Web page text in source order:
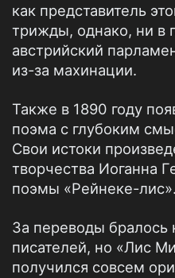
как представитель
трижды, однако, ни в
австрийский
из-за махинации.
Также в 1890 году
поэма с глубоким
Свои истоки
творчества Иоганна
поэмы «Рейнеке-лис».
За переводы бралось
писателей, но «Лис
получился совсем